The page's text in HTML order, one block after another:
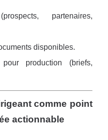
partenaires,
disponibles.
production (briefs,
comme point
actionnable